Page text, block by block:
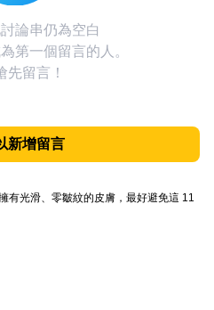
論串仍為空白
第一個留言的人。
先留言！
新增留言
有光滑、零皺紋的皮膚，最好避免這 11